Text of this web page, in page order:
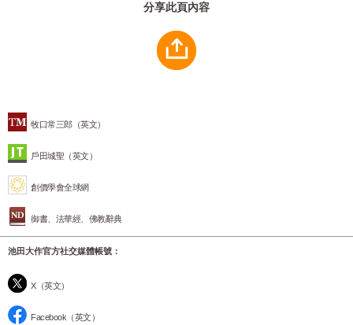
牧口常三郎（英文）
戶田城聖（英文）
創價學會全球網
御書、法華經、佛教辭典
池田大作官方社交媒體帳號：
X（英文）
Facebook（英文）
分享此頁內容